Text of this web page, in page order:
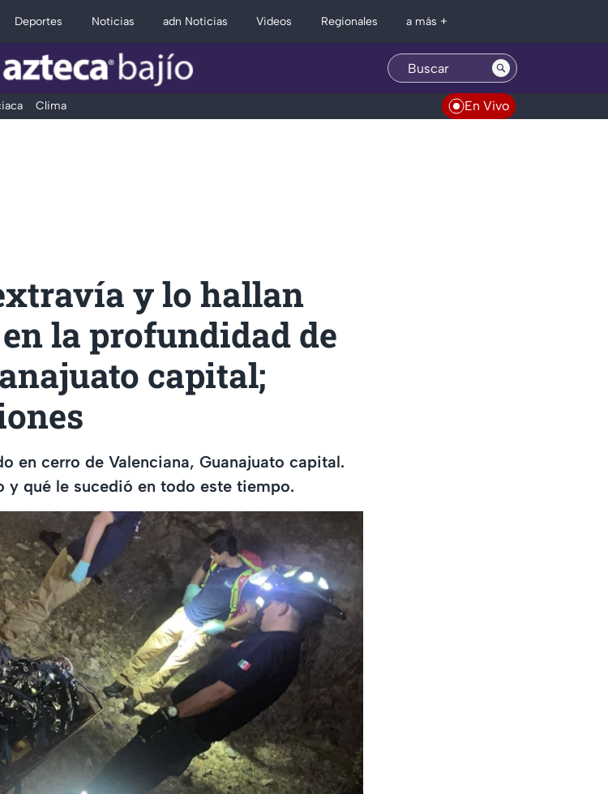
Deportes Noticias adn Noticias Videos Regionales a más +
Clima En Vivo
y lo hallan
la profundidad de
capital;
en cerro de Valenciana, Guanajuato capital.
y qué le sucedió en todo este tiempo.